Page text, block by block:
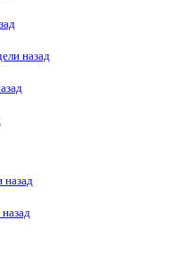
назад
назад